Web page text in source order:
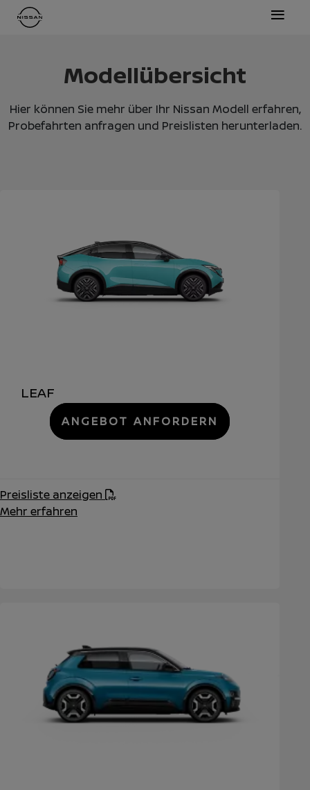
Modellübersicht
Hier können Sie mehr über Ihr Nissan Modell erfahren,
Probefahrten anfragen und Preislisten herunterladen.
LEAF
ANGEBOT ANFORDERN
Preisliste anzeigen
Mehr erfahren
≡